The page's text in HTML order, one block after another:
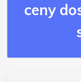
ceny